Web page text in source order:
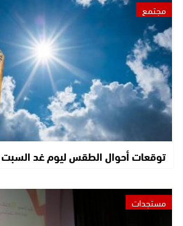
مجتمع
توقعات أحوال الطقس ليوم غد السبت
مستجدات